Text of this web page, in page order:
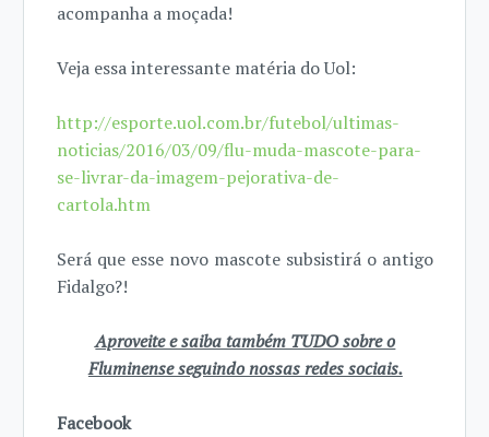
acompanha a moçada!
Veja essa interessante matéria do Uol:
http://esporte.uol.com.br/futebol/ultimas-
noticias/2016/03/09/flu-muda-mascote-para-
se-livrar-da-imagem-pejorativa-de-
cartola.htm
Será que esse novo mascote subsistirá o antigo
Fidalgo?!
Aproveite e saiba também TUDO sobre o
Fluminense seguindo nossas redes sociais.
Facebook